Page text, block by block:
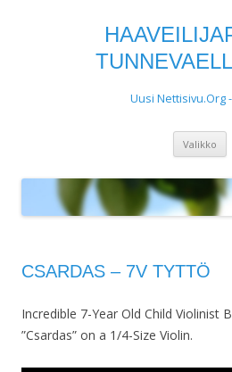
Uusi Nettisivu.Org
Valikko
CSARDAS – 7V TYTTÖ
Incredible 7-Year Old Child Violinist
”Csardas” on a 1/4-Size Violin.